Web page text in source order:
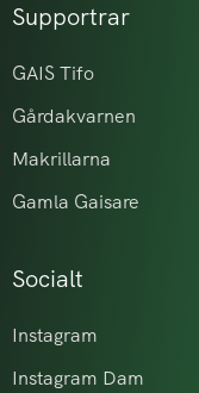
Supportrar
GAIS Tifo
Gårdakvarnen
Makrillarna
Gamla Gaisare
Socialt
Instagram
Instagram Dam